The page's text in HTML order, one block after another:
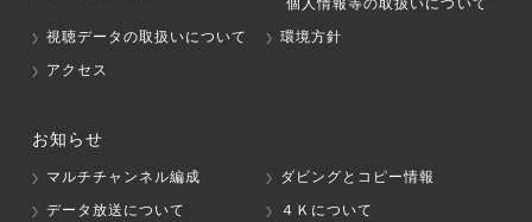
個人情報等の取扱いについて
視聴データの取扱いについて
環境方針
アクセス
お知らせ
マルチチャンネル編成
ダビングとコピー情報
データ放送について
４Ｋについて